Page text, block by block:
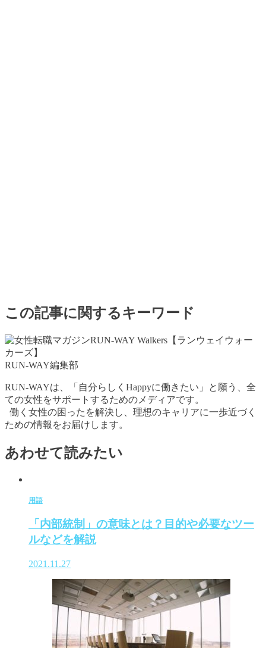
この記事に関するキーワード
RUN-WAY編集部
RUN-WAYは、「自分らしくHappyに働きたい」と願う、全
ての女性をサポートするためのメディアです。
働く女性の困ったを解決し、理想のキャリアに一歩近づく
ための情報をお届けします。
あわせて読みたい
用語
「内部統制」の意味とは？目的や必要なツー
ルなどを解説
2021.11.27